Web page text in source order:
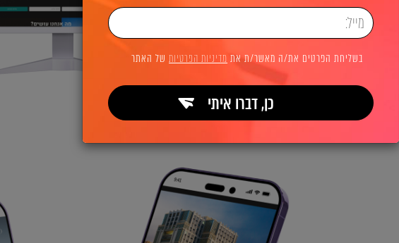
בשליחת הפרטים את/ה מאשר/ת את מדיניות הפרטיותשל האתר
כן, דברו איתי